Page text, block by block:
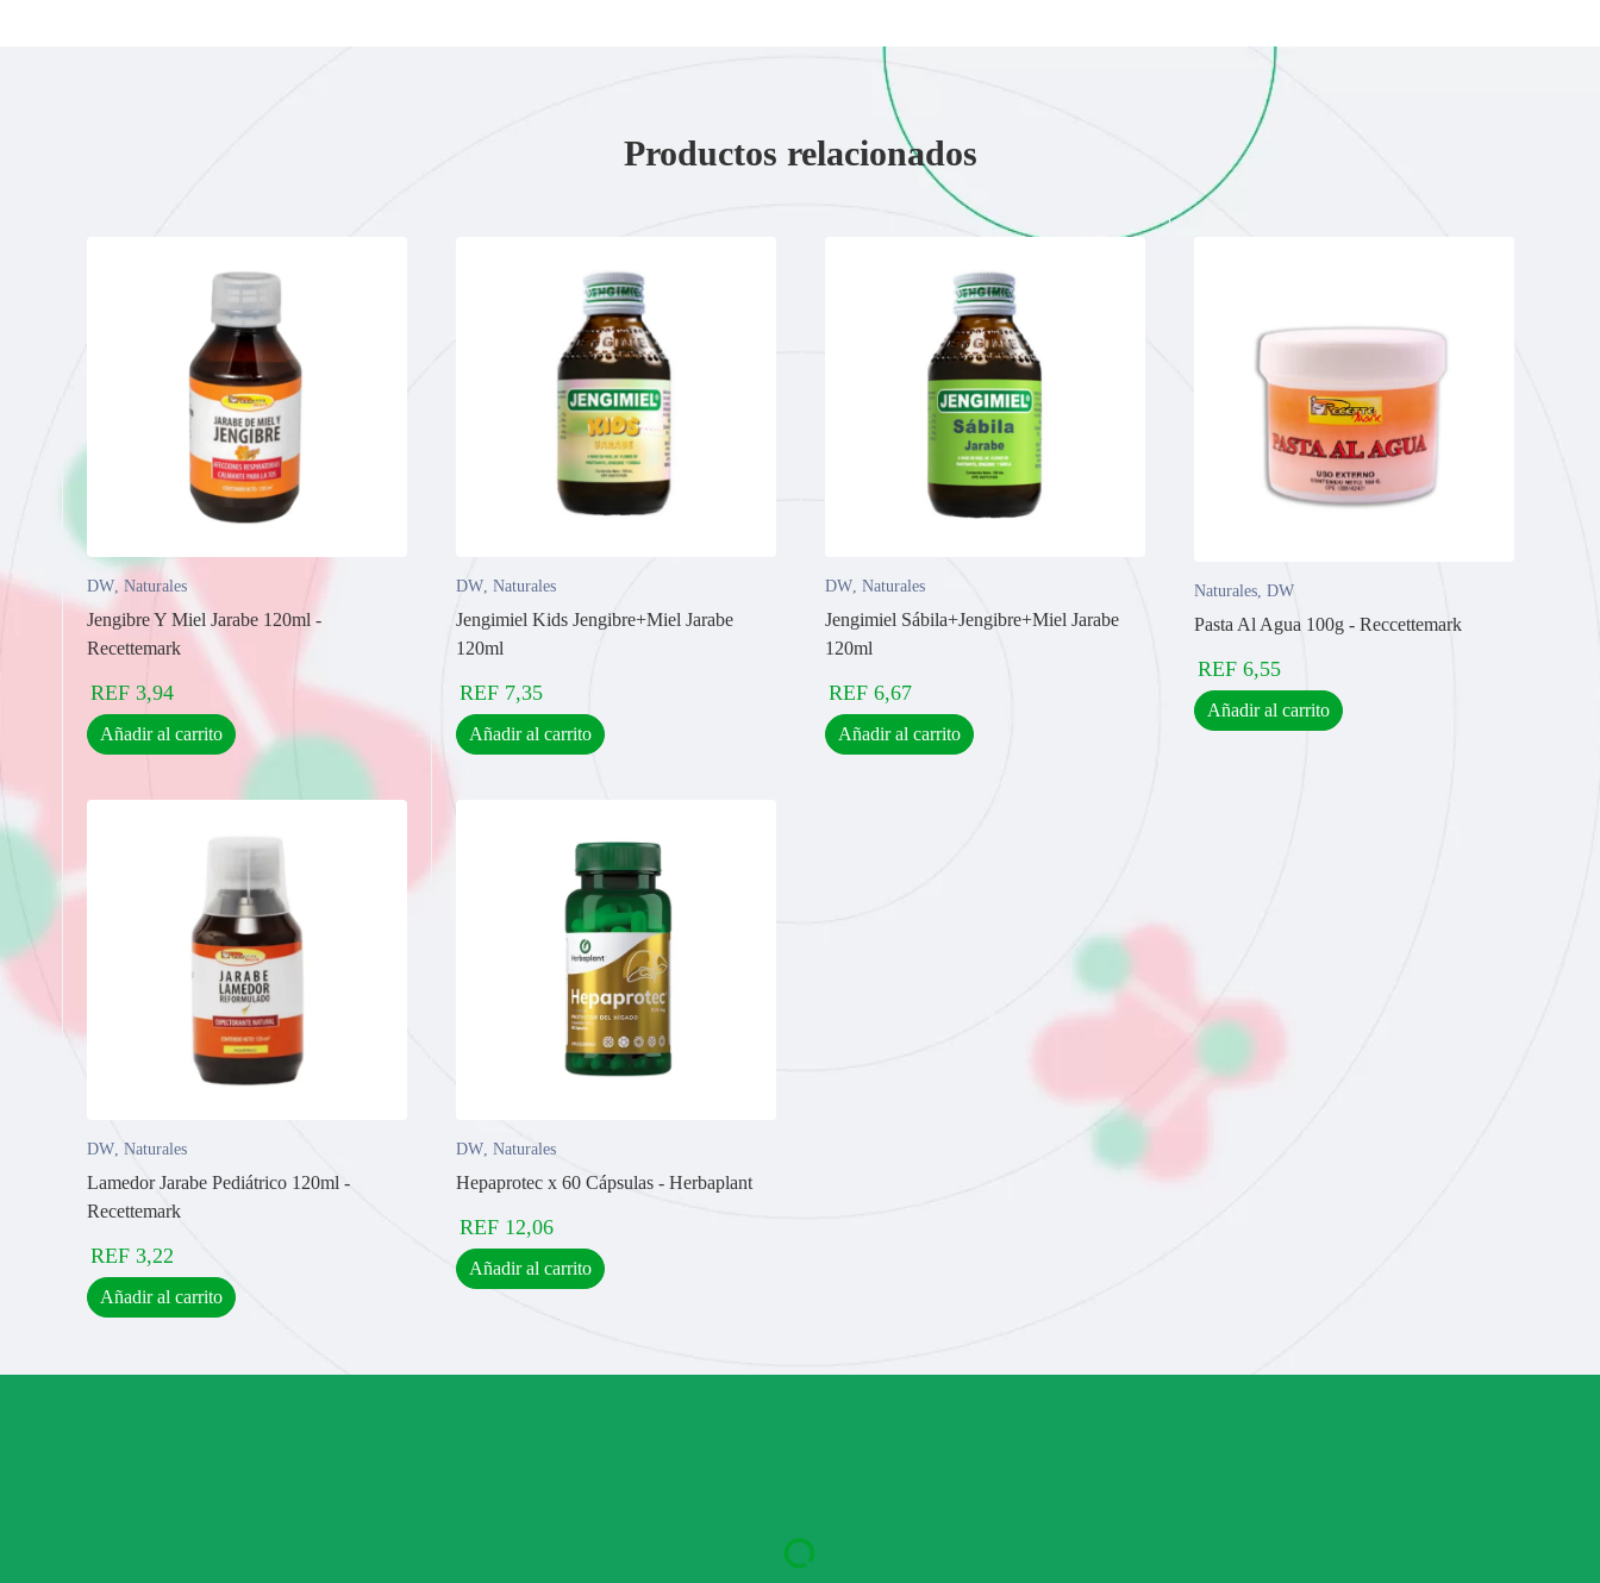
Productos relacionados
DW Naturales
Jengibre Y Miel Jarabe 120ml -
Recettemark
REF 3,94
Añadir al carrito
DW Naturales
Jengimiel Kids Jengibre+Miel Jarabe
120ml
REF 7,35
Añadir al carrito
DW Naturales
Jengimiel Sábila+Jengibre+Miel Jarabe
120ml
REF 6,67
Añadir al carrito
Naturales DW
Pasta Al Agua 100g - Reccettemark
REF 6,55
Añadir al carrito
DW Naturales
Lamedor Jarabe Pediátrico 120ml -
Recettemark
REF 3,22
Añadir al carrito
DW Naturales
Hepaprotec x 60 Cápsulas - Herbaplant
REF 12,06
Añadir al carrito